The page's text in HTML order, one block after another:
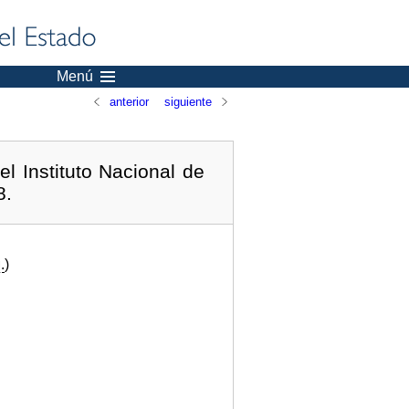
Menú
anterior siguiente
Instituto Nacional de
)